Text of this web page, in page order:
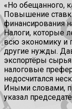
«Но обещанного,
Повышение
финансирования
Налоги, которые
всю экономику и
другие нужды.
экспортёры
налоговые
недосчитался
Иными словами,
указал